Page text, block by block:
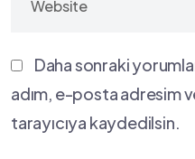
Daha sonraki
adım, e-posta adresim
tarayıcıya kaydedilsin.